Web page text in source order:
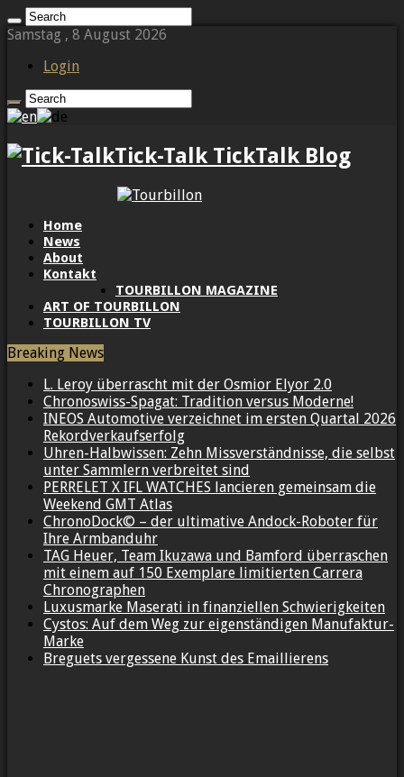
Samstag , 8 August 2026
Login
Tick-Talk TickTalk Blog
Home
News
About
Kontakt
TOURBILLON MAGAZINE
ART OF TOURBILLON
TOURBILLON TV
Breaking News
L. Leroy überrascht mit der Osmior Elyor 2.0
Chronoswiss-Spagat: Tradition versus Moderne!
INEOS Automotive verzeichnet im ersten Quartal 2026
Rekordverkaufserfolg
Uhren-Halbwissen: Zehn Missverständnisse, die selbst
unter Sammlern verbreitet sind
PERRELET X IFL WATCHES lancieren gemeinsam die
Weekend GMT Atlas
ChronoDock© – der ultimative Andock-Roboter für
Ihre Armbanduhr
TAG Heuer, Team Ikuzawa und Bamford überraschen
mit einem auf 150 Exemplare limitierten Carrera
Chronographen
Luxusmarke Maserati in finanziellen Schwierigkeiten
Cystos: Auf dem Weg zur eigenständigen Manufaktur-
Marke
Breguets vergessene Kunst des Emaillierens